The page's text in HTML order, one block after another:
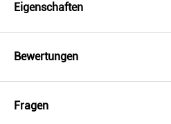
Eigenschaften
Bewertungen
Fragen